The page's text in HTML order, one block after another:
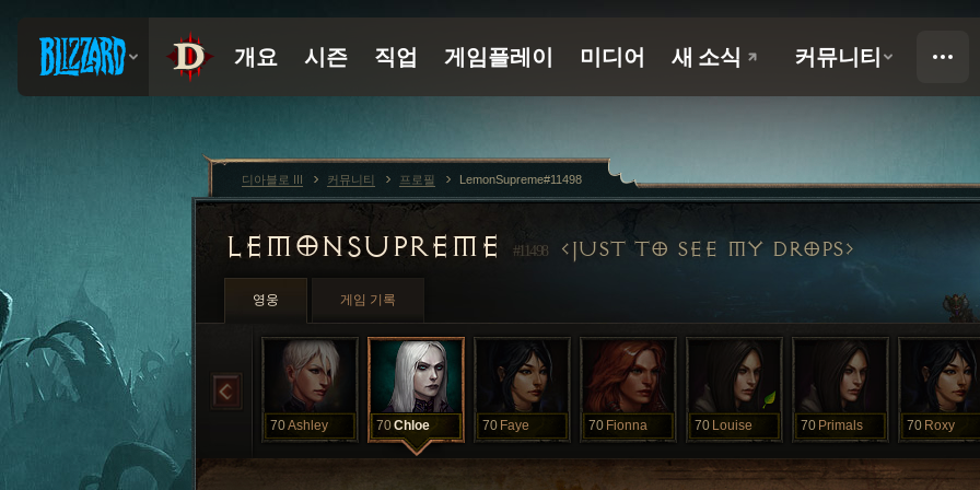
LEMONSUPREME #11498 JUST TO SEE MY DROPS
영웅 게임 기록
70Ashley 70Chloe 70 Faye 70 Fionna 70 Louise 70 Primals 70 Roxy
디아블로 III 커뮤니티 프로필 LemonSupreme#11498